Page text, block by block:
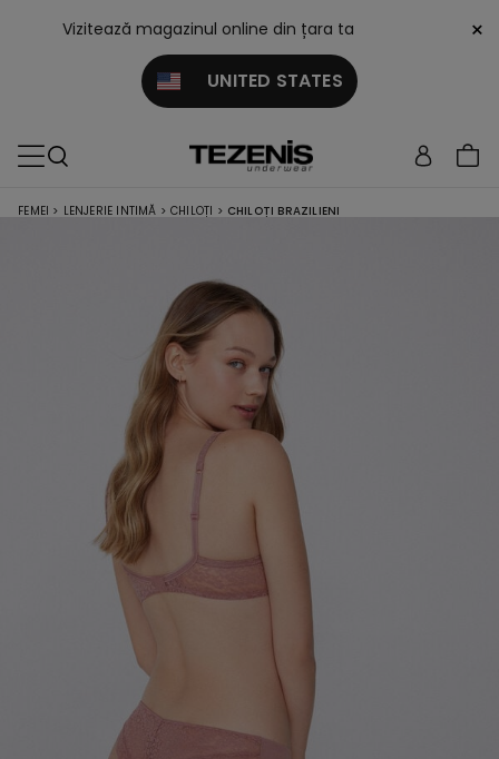
Vizitează magazinul online din țara ta
UNITED STATES
×
FEMEI > LENJERIE INTIMĂ > CHILOȚI > CHILOȚI BRAZILIENI